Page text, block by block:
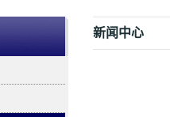
新闻中心